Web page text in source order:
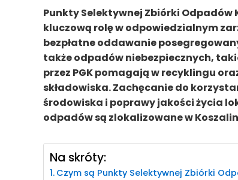
Punkty Selektywnej Zbiórki Odpadów
kluczową rolę w odpowiedzialnym
bezpłatne oddawanie
także odpadów niebezpiecznych,
przez PGK pomagają w recyklingu
składowiska. Zachęcanie do
środowiska i poprawy jakości życia
odpadów są zlokalizowane w
Na skróty:
Czym są Punkty Selektywnej Zbiórki